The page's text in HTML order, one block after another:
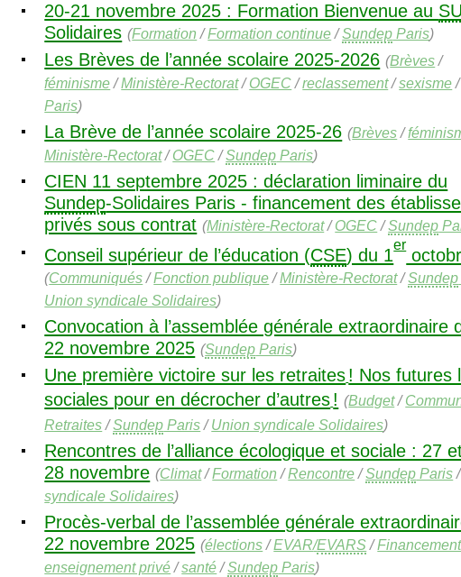
20-21 novembre 2025 : Formation Bienvenue au
Solidaires (Formation /Formation continue/Sundep Paris)
Les Brèves de l’année scolaire 2025-2026 (Brèves/
féminisme/Ministère-Rectorat/OGEC/reclassement/sexisme
Paris)
La Brève de l’année scolaire 2025-26 (Brèves/
Ministère-Rectorat/OGEC/Sundep Paris)
CIEN 11 septembre 2025 : déclaration liminaire du
Sundep-Solidaires Paris - financement des
privés sous contrat (Ministère-Rectorat/OGEC/Sundep
Conseil supérieur de l’éducation (CSE) du 1
er
(Communiqués/Fonction publique/Ministère-Rectorat/Sundep
Union syndicale Solidaires)
Convocation à l’assemblée générale extraordinaire
22 novembre 2025 (Sundep Paris)
Une première victoire sur les retraites! Nos futures
sociales pour en décrocher d’autres! (Budget/
Retraites/Sundep Paris/Union syndicale Solidaires)
Rencontres de l’alliance écologique et sociale : 27
28 novembre (Climat/Formation /Rencontre/Sundep Paris/
syndicale Solidaires)
Procès-verbal de l’assemblée générale
22 novembre 2025 (élections/EVAR/EVARS/Financement
enseignement privé/santé/Sundep Paris)